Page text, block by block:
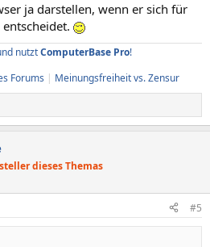
ja darstellen, wenn er sich für
nutztComputerBase Pro!
Forums | Meinungsfreiheit vs. Zensur
dieses Themas
#5